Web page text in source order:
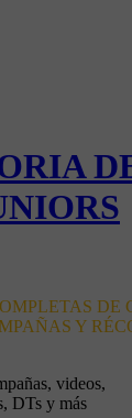
DE
Y
videos,
DTs y más